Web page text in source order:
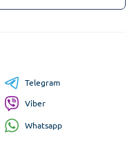
Telegram
Viber
Whatsapp